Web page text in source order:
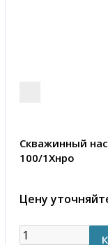
Скважинный
100/1Хнро
Цену